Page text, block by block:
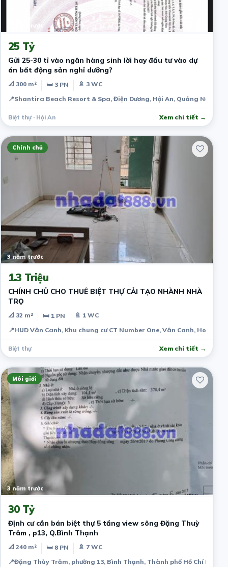
2 năm trước
25 Tỷ
Gửi 25-30 tỉ vào ngân hàng sinh lời hay đầu tư vào dự
án bất động sản nghỉ dưỡng?
📐 300 m² 🛏 3 PN
🚿 3 WC
📍Shantira Beach Resort & Spa, Điện Dương, Hội An, Quảng Nam,
Biệt thự · Hội An Xem chi tiết →
Chính chủ
3 năm trước
1.3 Triệu
CHÍNH CHỦ CHO THUÊ BIỆT THỰ CẢI TẠO NHÀNH NHÀ
TRỌ
📐 32 m² 🛏 1 PN
🚿 1 WC
📍HUD Vân Canh, Khu chung cư CT Number One, Vân Canh, Hoài
Biệt thự Xem chi tiết →
Môi giới
3 năm trước
30 Tỷ
Định cư cần bán biệt thự 5 tầng view sông Đặng Thuỳ
Trâm , p13, Q.Bình Thạnh
📐 240 m² 🛏 8 PN
🚿 7 WC
📍Đặng Thùy Trăm, phường 13, Bình Thạnh, Thành phố Hồ Chí Minh,